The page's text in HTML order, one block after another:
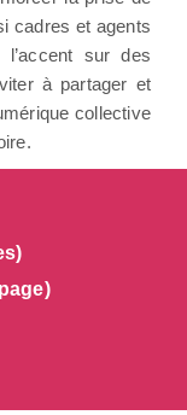
cadres et agents
sur des
à partager et
collective